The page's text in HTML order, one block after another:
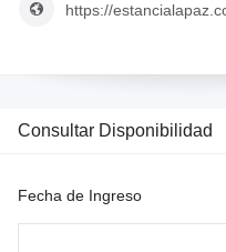
https://
Consultar Disponibilidad
Fecha de Ingreso